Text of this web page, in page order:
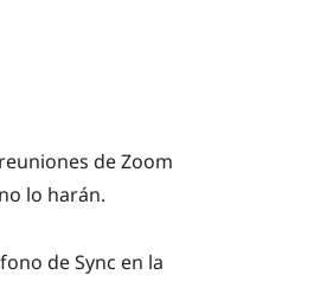
deZoom
no lo harán.
deSync en la